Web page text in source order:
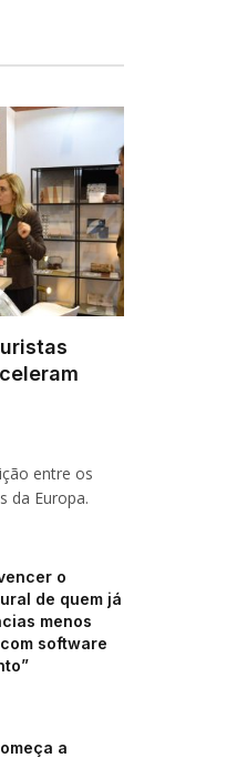
entre os
da Europa.
o
de quem já
menos
software
a